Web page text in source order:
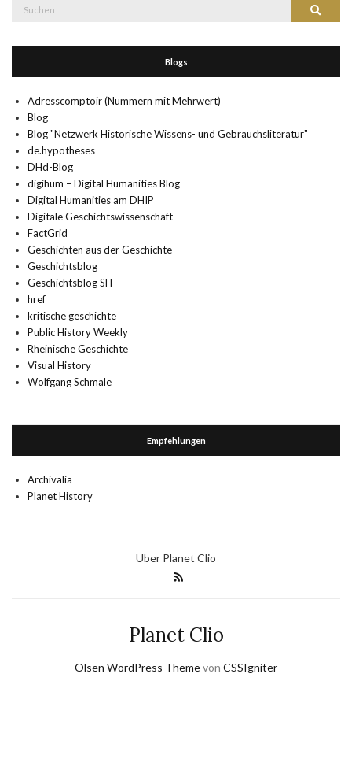
Suchen
Blogs
Adresscomptoir (Nummern mit Mehrwert)
Blog
Blog "Netzwerk Historische Wissens- und Gebrauchsliteratur"
de.hypotheses
DHd-Blog
digihum – Digital Humanities Blog
Digital Humanities am DHIP
Digitale Geschichtswissenschaft
FactGrid
Geschichten aus der Geschichte
Geschichtsblog
Geschichtsblog SH
href
kritische geschichte
Public History Weekly
Rheinische Geschichte
Visual History
Wolfgang Schmale
Empfehlungen
Archivalia
Planet History
Über Planet Clio
Planet Clio
Olsen WordPress Themevon CSSIgniter